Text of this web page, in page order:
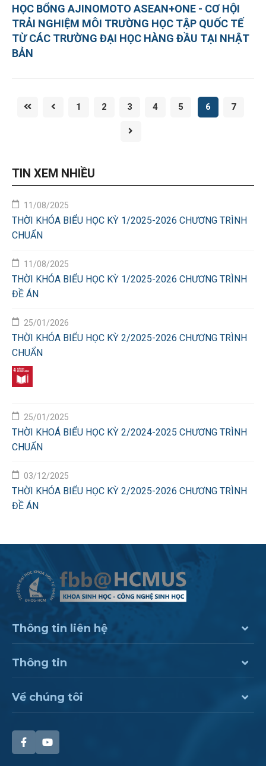
TIN XEM NHIỀU
11/08/2025
THỜI KHÓA BIỂU HỌC KỲ 1/2025-2026 CHƯƠNG TRÌNH
CHUẨN
11/08/2025
THỜI KHÓA BIỂU HỌC KỲ 1/2025-2026 CHƯƠNG TRÌNH
ĐỀ ÁN
25/01/2026
THỜI KHÓA BIỂU HỌC KỲ 2/2025-2026 CHƯƠNG TRÌNH
CHUẨN
25/01/2025
THỜI KHOÁ BIỂU HỌC KỲ 2/2024-2025 CHƯƠNG TRÌNH
CHUẨN
03/12/2025
THỜI KHÓA BIỂU HỌC KỲ 2/2025-2026 CHƯƠNG TRÌNH
ĐỀ ÁN
HỌC BỔNG AJINOMOTO ASEAN+ONE - CƠ HỘI
TRẢI NGHIỆM MÔI TRƯỜNG HỌC TẬP QUỐC TẾ
TỪ CÁC TRƯỜNG ĐẠI HỌC HÀNG ĐẦU TẠI NHẬT
BẢN
1 2 3 4 5 6 7
Thông tin liên hệ
Thông tin
Về chúng tôi